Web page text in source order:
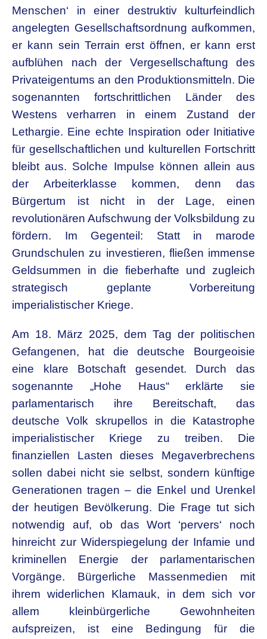
Menschen‘ in einer destruktiv kulturfeindlich
angelegten Gesellschaftsordnung aufkommen,
er kann sein Terrain erst öffnen, er kann erst
aufblühen nach der Vergesellschaftung des
Privateigentums an den Produktionsmitteln. Die
sogenannten fortschrittlichen Länder des
Westens verharren in einem Zustand der
Lethargie. Eine echte Inspiration oder Initiative
für gesellschaftlichen und kulturellen Fortschritt
bleibt aus. Solche Impulse können allein aus
der Arbeiterklasse kommen, denn das
Bürgertum ist nicht in der Lage, einen
revolutionären Aufschwung der Volksbildung zu
fördern. Im Gegenteil: Statt in marode
Grundschulen zu investieren, fließen immense
Geldsummen in die fieberhafte und zugleich
strategisch geplante Vorbereitung
imperialistischer Kriege.
Am 18. März 2025, dem Tag der politischen
Gefangenen, hat die deutsche Bourgeoisie
eine klare Botschaft gesendet. Durch das
sogenannte „Hohe Haus“ erklärte sie
parlamentarisch ihre Bereitschaft, das
deutsche Volk skrupellos in die Katastrophe
imperialistischer Kriege zu treiben. Die
finanziellen Lasten dieses Megaverbrechens
sollen dabei nicht sie selbst, sondern künftige
Generationen tragen – die Enkel und Urenkel
der heutigen Bevölkerung. Die Frage tut sich
notwendig auf, ob das Wort ‘pervers‘ noch
hinreicht zur Widerspiegelung der Infamie und
kriminellen Energie der parlamentarischen
Vorgänge. Bürgerliche Massenmedien mit
ihrem widerlichen Klamauk, in dem sich vor
allem kleinbürgerliche Gewohnheiten
aufspreizen, ist eine Bedingung für die